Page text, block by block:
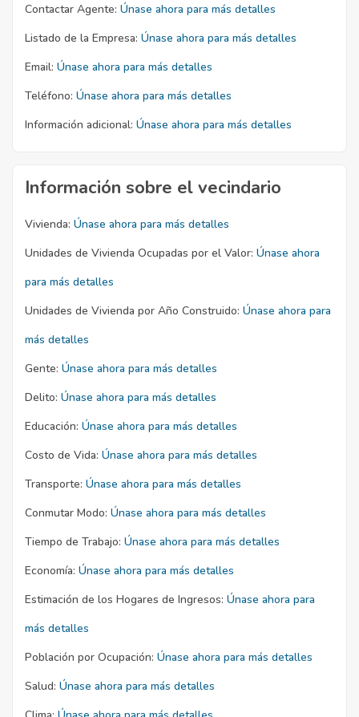
Contactar Agente: Únase ahora para más detalles
Listado de la Empresa: Únase ahora para más detalles
Email: Únase ahora para más detalles
Teléfono: Únase ahora para más detalles
Información adicional: Únase ahora para más detalles
Información sobre el vecindario
Vivienda: Únase ahora para más detalles
Unidades de Vivienda Ocupadas por el Valor: Únase ahora
para más detalles
Unidades de Vivienda por Año Construido: Únase ahora para
más detalles
Gente: Únase ahora para más detalles
Delito: Únase ahora para más detalles
Educación: Únase ahora para más detalles
Costo de Vida: Únase ahora para más detalles
Transporte: Únase ahora para más detalles
Conmutar Modo: Únase ahora para más detalles
Tiempo de Trabajo: Únase ahora para más detalles
Economía: Únase ahora para más detalles
Estimación de los Hogares de Ingresos: Únase ahora para
más detalles
Población por Ocupación: Únase ahora para más detalles
Salud: Únase ahora para más detalles